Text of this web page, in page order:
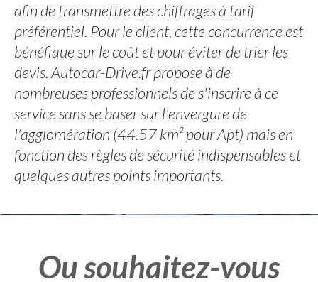
afin de transmettre des chiffrages à tarif
préférentiel. Pour le client, cette concurrence est
bénéfique sur le coût et pour éviter de trier les
devis. Autocar-Drive.fr propose à de
nombreuses professionnels de s'inscrire à ce
service sans se baser sur l'envergure de
l'agglomération (44.57 km² pour Apt) mais en
fonction des règles de sécurité indispensables et
quelques autres points importants.
Ou souhaitez-vous